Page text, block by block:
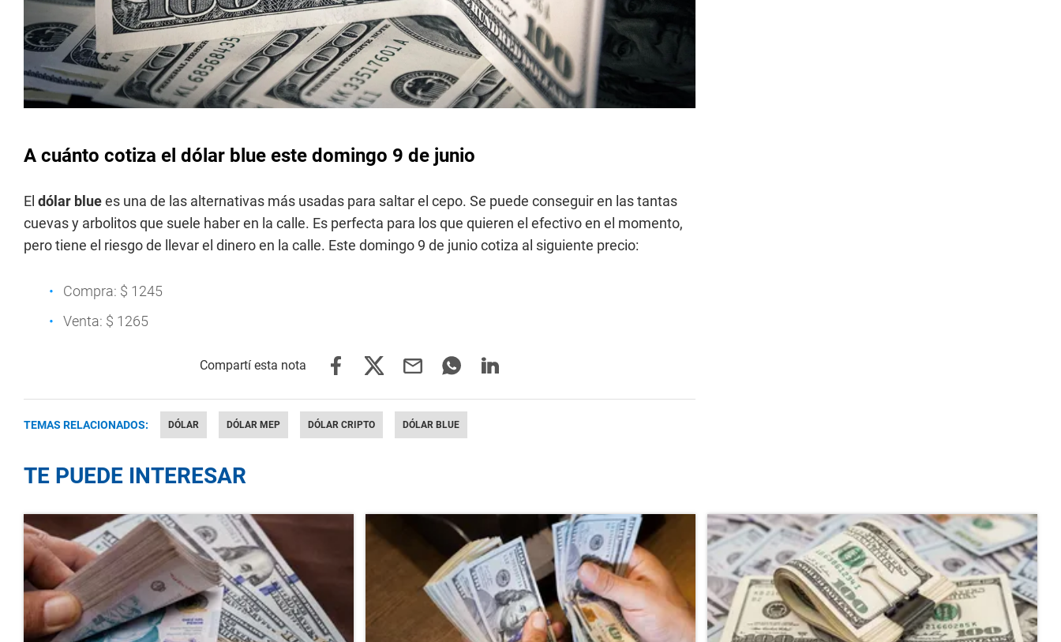
A cuánto cotiza el dólar blue este domingo 9 de junio
El dólar bluees una de las alternativas más usadas para saltar el cepo. Se puede conseguir en las tantas
cuevas y arbolitos que suele haber en la calle. Es perfecta para los que quieren el efectivo en el momento,
pero tiene el riesgo de llevar el dinero en la calle. Este domingo 9 de junio cotiza al siguiente precio:
Compra: $ 1245
Venta: $ 1265
TEMAS RELACIONADOS: DÓLAR DÓLAR MEP DÓLAR CRIPTO DÓLAR BLUE
TE PUEDE INTERESAR